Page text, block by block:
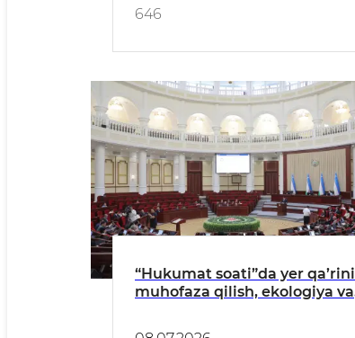
646
“Hukumat soati”da yer qa’rini
muhofaza qilish, ekologiya va